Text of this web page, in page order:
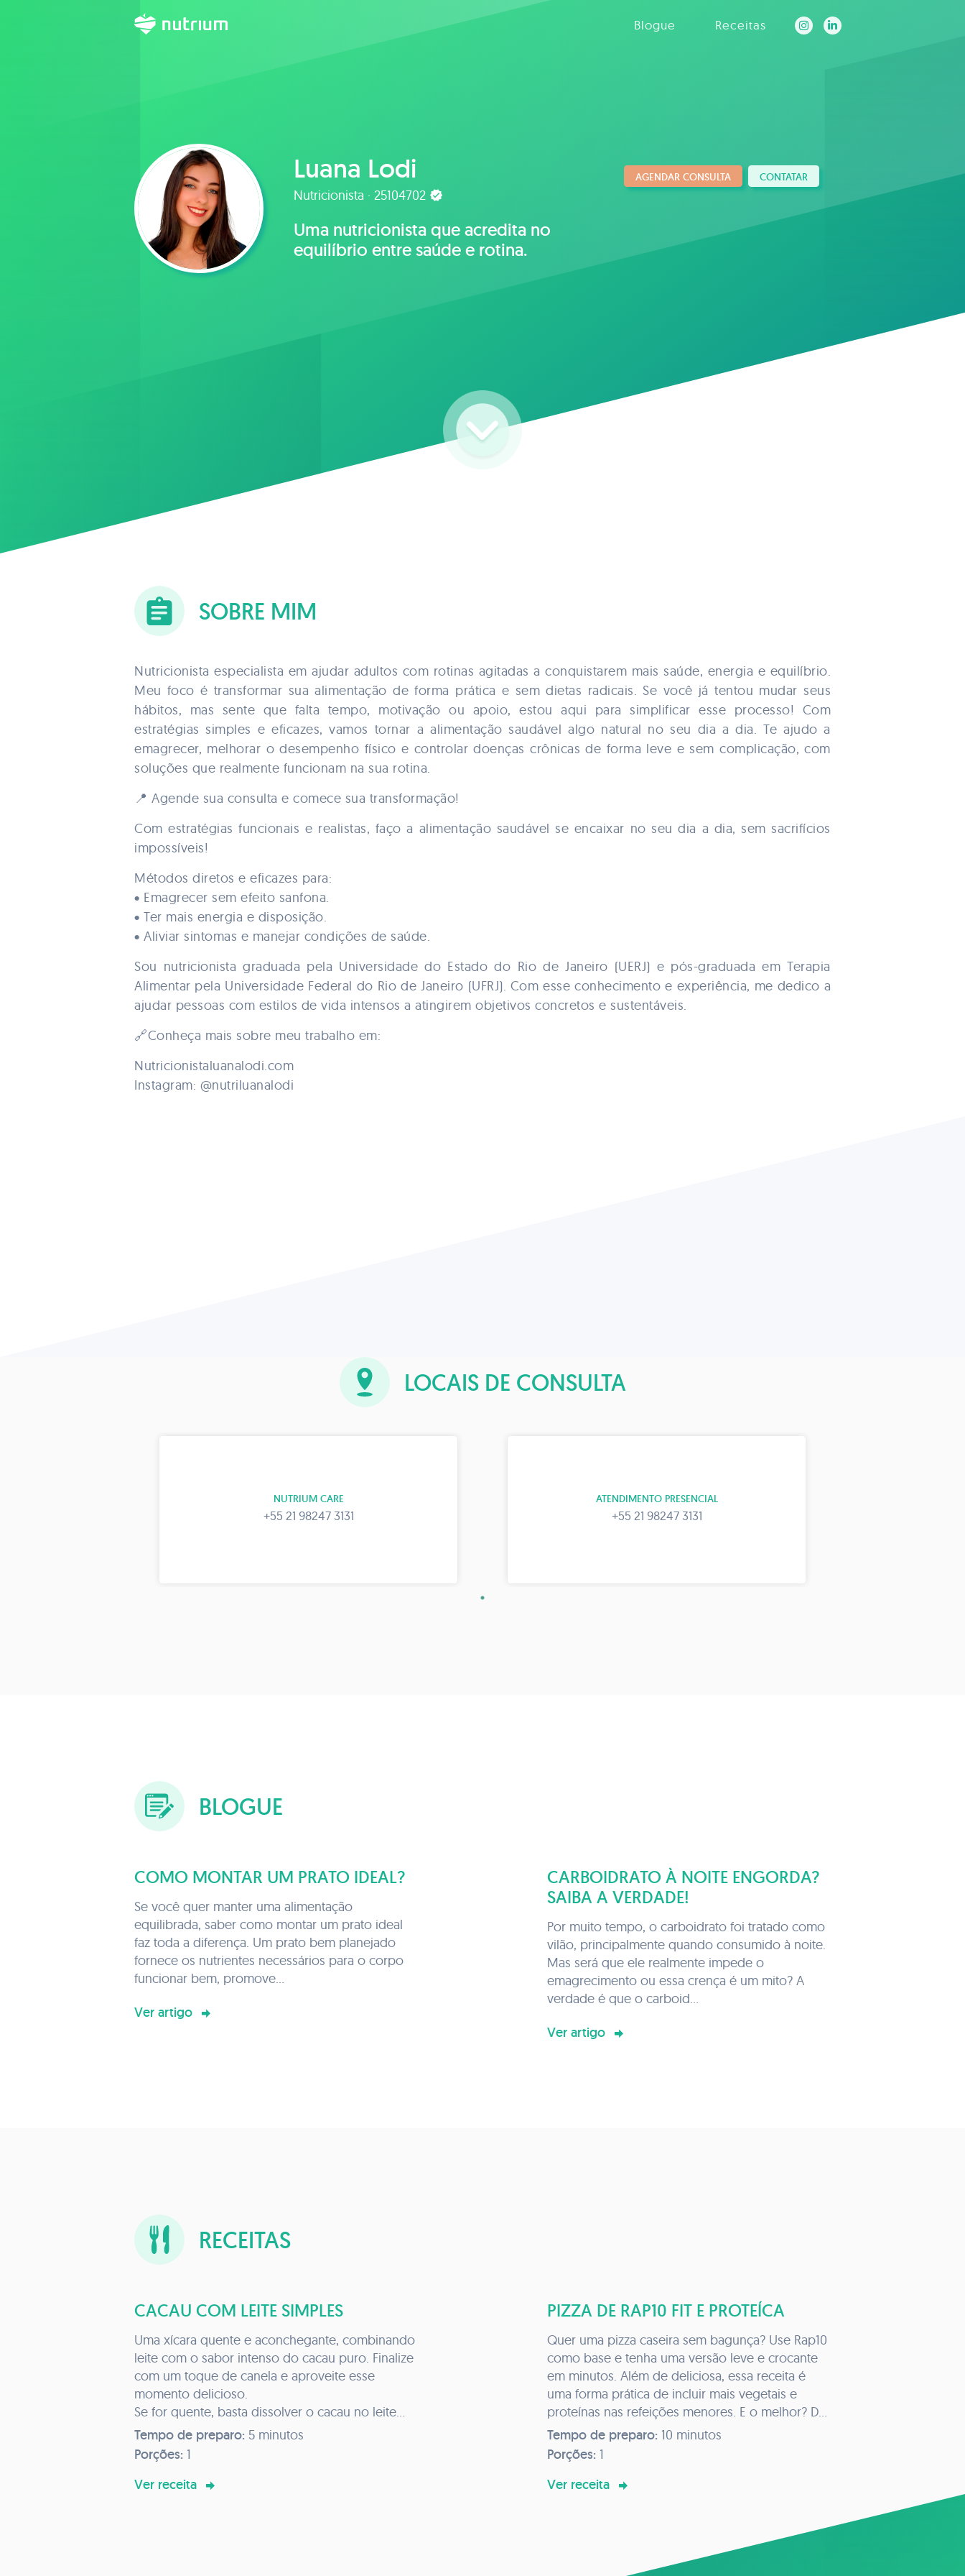
Blogue Receitas
Luana Lodi
Nutricionista · 25104702
Uma nutricionista que acredita no
equilíbrio entre saúde e rotina.
AGENDAR CONSULTA CONTATAR
SOBRE MIM
Nutricionista especialista em ajudar adultos com rotinas agitadas a conquistarem mais saúde, energia e equilíbrio.
Meu foco é transformar sua alimentação de forma prática e sem dietas radicais. Se você já tentou mudar seus
hábitos, mas sente que falta tempo, motivação ou apoio, estou aqui para simplificar esse processo! Com
estratégias simples e eficazes, vamos tornar a alimentação saudável algo natural no seu dia a dia. Te ajudo a
emagrecer, melhorar o desempenho físico e controlar doenças crônicas de forma leve e sem complicação, com
soluções que realmente funcionam na sua rotina.
📍 Agende sua consulta e comece sua transformação!
Com estratégias funcionais e realistas, faço a alimentação saudável se encaixar no seu dia a dia, sem sacrifícios
impossíveis!
Métodos diretos e eficazes para:
• Emagrecer sem efeito sanfona.
• Ter mais energia e disposição.
• Aliviar sintomas e manejar condições de saúde.
Sou nutricionista graduada pela Universidade do Estado do Rio de Janeiro (UERJ) e pós-graduada em Terapia
Alimentar pela Universidade Federal do Rio de Janeiro (UFRJ). Com esse conhecimento e experiência, me dedico a
ajudar pessoas com estilos de vida intensos a atingirem objetivos concretos e sustentáveis.
🔗Conheça mais sobre meu trabalho em:
Nutricionistaluanalodi.com
Instagram: @nutriluanalodi
LOCAIS DE CONSULTA
NUTRIUM CARE
+55 21 98247 3131
ATENDIMENTO PRESENCIAL
+55 21 98247 3131
BLOGUE
COMO MONTAR UM PRATO IDEAL?
Se você quer manter uma alimentação
equilibrada, saber como montar um prato ideal
faz toda a diferença. Um prato bem planejado
fornece os nutrientes necessários para o corpo
funcionar bem, promove...
Ver artigo
CARBOIDRATO À NOITE ENGORDA?
SAIBA A VERDADE!
Por muito tempo, o carboidrato foi tratado como
vilão, principalmente quando consumido à noite.
Mas será que ele realmente impede o
emagrecimento ou essa crença é um mito? A
verdade é que o carboid...
Ver artigo
RECEITAS
CACAU COM LEITE SIMPLES
Uma xícara quente e aconchegante, combinando
leite com o sabor intenso do cacau puro. Finalize
com um toque de canela e aproveite esse
momento delicioso.
Se for quente, basta dissolver o cacau no leite
aquecido. Para a versão fria, use um liquidificador
ou mixer para garantir uma mistura homogênea.
Tempo de preparo: 5 minutos
Porções: 1
Ver receita
PIZZA DE RAP10 FIT E PROTEÍCA
Quer uma pizza caseira sem bagunça? Use Rap10
como base e tenha uma versão leve e crocante
em minutos. Além de deliciosa, essa receita é
uma forma prática de incluir mais vegetais e
proteínas nas refeições menores. E o melhor? Dá
para congelar e ter sempre à mão.
Tempo de preparo: 10 minutos
Porções: 1
Ver receita